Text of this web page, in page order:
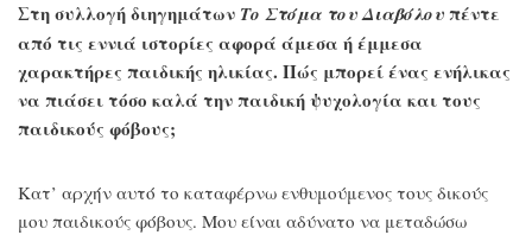
Στη συλλογή διηγημάτων Το Στόμα του Διαβόλουπέντε
από τις εννιά ιστορίες αφορά άμεσα ή έμμεσα
χαρακτήρες παιδικής ηλικίας. Πώς μπορεί ένας ενήλικας
να πιάσει τόσο καλά την παιδική ψυχολογία και τους
παιδικούς φόβους;
Κατ’ αρχήν αυτό το καταφέρνω ενθυμούμενος τους δικούς
μου παιδικούς φόβους. Μου είναι αδύνατο να μεταδώσω